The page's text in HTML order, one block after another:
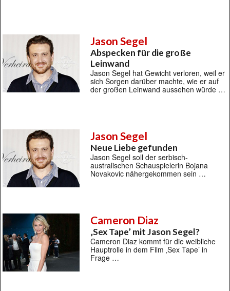
Jason Segel
Abspecken für die große
Leinwand
Jason Segel hat Gewicht verloren, weil er
sich Sorgen darüber machte, wie er auf
der großen Leinwand aussehen würde …
Jason Segel
Neue Liebe gefunden
Jason Segel soll der serbisch-
australischen Schauspielerin Bojana
Novakovic nähergekommen sein …
Cameron Diaz
‚Sex Tape’ mit Jason Segel?
Cameron Diaz kommt für die weibliche
Hauptrolle in dem Film ‚Sex Tape’ in
Frage …